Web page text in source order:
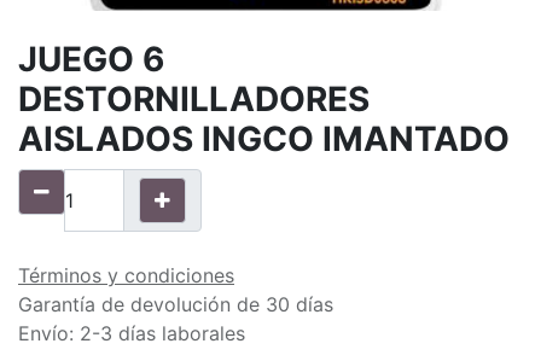
JUEGO 6
DESTORNILLADORES
AISLADOS INGCO IMANTADO
Términos y condiciones
Garantía de devolución de 30 días
Envío: 2-3 días laborales